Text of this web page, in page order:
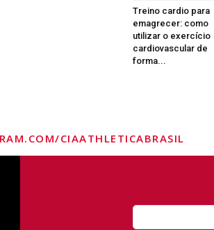
Treino cardio para
emagrecer: como
utilizar o exercício
cardiovascular de
forma...
CIAATHLETICABRASIL